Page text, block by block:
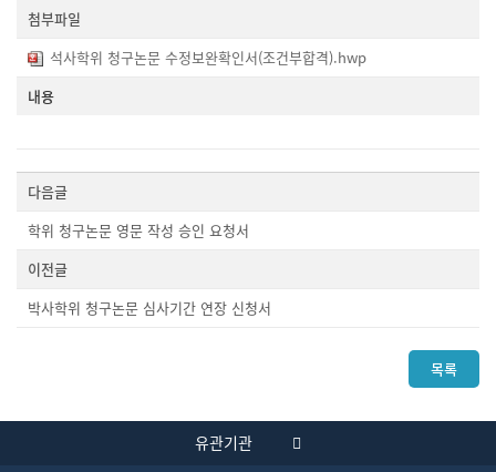
첨부파일
석사학위 청구논문 수정보완확인서(조건부합격).hwp
다음글
학위 청구논문 영문 작성 승인 요청서
이전글
박사학위 청구논문 심사기간 연장 신청서
목록
유관기관